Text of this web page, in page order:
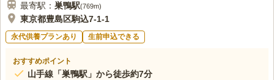
最寄駅： 巣鴨駅(769m)
東京都豊島区駒込7-1-1
永代供養プランあり 生前申込できる
おすすめポイント
山手線「巣鴨駅」から徒歩約7分